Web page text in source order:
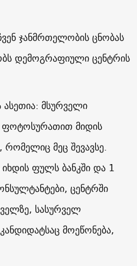
ჯანმრთელობის ცნობას
დემოგრაფიული ცენტრის
მსურველი
მიდის
რომელიც მეც შევავსე.
ფულს ბანკში და 1
ცენტრში
სასურველ
მოეწონება,